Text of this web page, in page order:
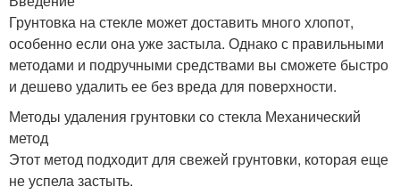
Грунтовка на стекле может доставить много хлопот,
особенно если она уже застыла. Однако с правильными
методами и подручными средствами вы сможете быстро
и дешево удалить ее без вреда для поверхности.
Методы удаления грунтовки со стекла Механический
метод
Этот метод подходит для свежей грунтовки, которая еще
не успела застыть.